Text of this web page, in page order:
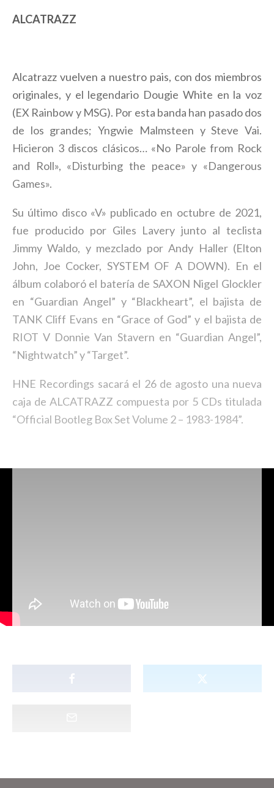
ALCATRAZZ
Alcatrazz vuelven a nuestro pais, con dos miembros
originales, y el legendario Dougie White en la voz
(EX Rainbow y MSG). Por esta banda han pasado dos
de los grandes; Yngwie Malmsteen y Steve Vai.
Hicieron 3 discos clásicos… «No Parole from Rock
and Roll», «Disturbing the peace» y «Dangerous
Games».
Su último disco «V» publicado en octubre de 2021,
fue producido por Giles Lavery junto al teclista
Jimmy Waldo, y mezclado por Andy Haller (Elton
John, Joe Cocker, SYSTEM OF A DOWN). En el
álbum colaboró el batería de SAXON Nigel Glockler
en “Guardian Angel” y “Blackheart”, el bajista de
TANK Cliff Evans en “Grace of God” y el bajista de
RIOT V Donnie Van Stavern en “Guardian Angel”,
“Nightwatch” y “Target”.
HNE Recordings sacará el 26 de agosto una nueva
caja de ALCATRAZZ compuesta por 5 CDs titulada
“Official Bootleg Box Set Volume 2 – 1983-1984”.